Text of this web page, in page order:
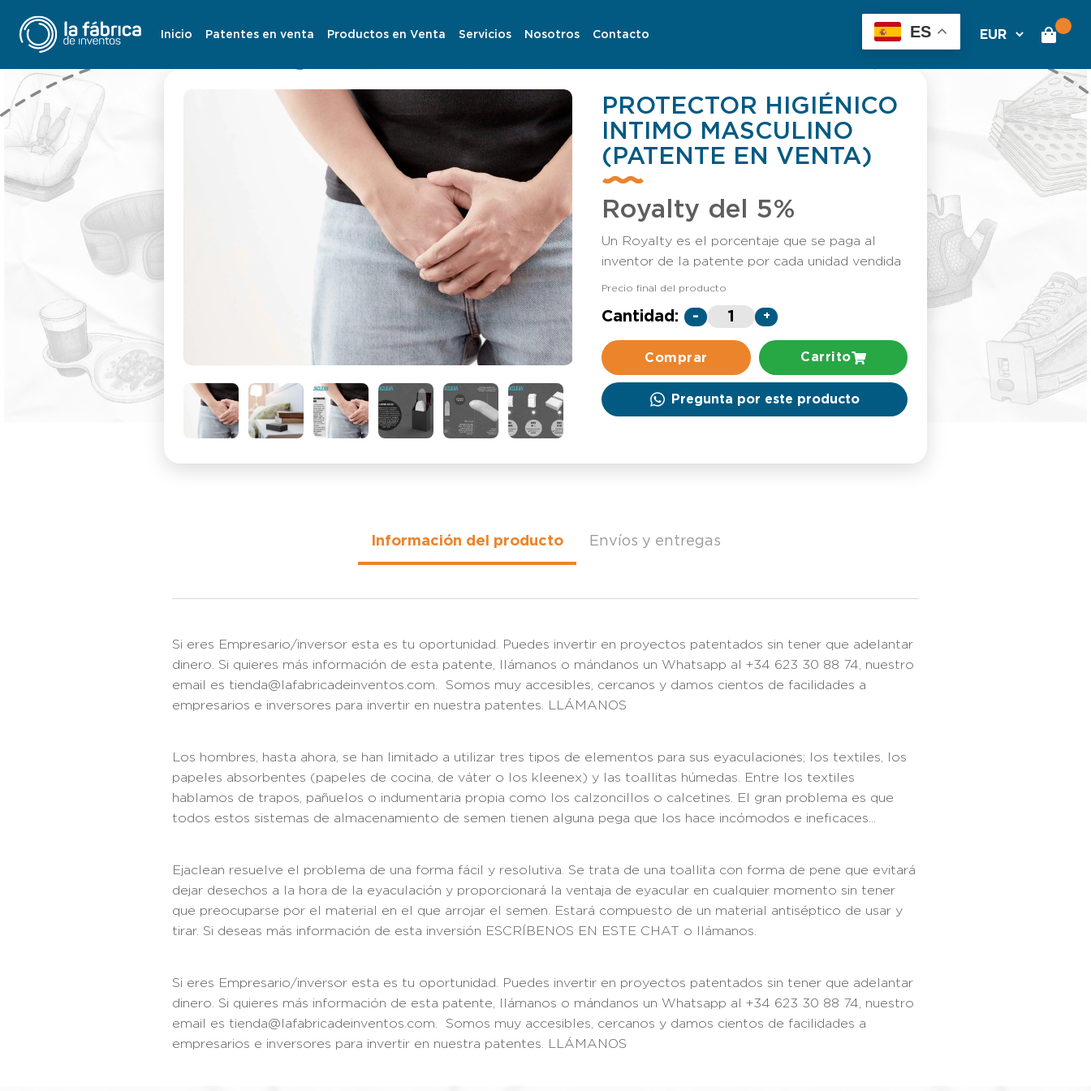
Inicio Patentes en venta Productos en Venta Servicios Nosotros Contacto ES
PROTECTOR HIGIÉNICO
INTIMO MASCULINO
(PATENTE EN VENTA)
Royalty del 5%
Un Royalty es el porcentaje que se paga al
inventor de la patente por cada unidad vendida
Precio final del producto
Cantidad: - +
Comprar Carrito
Pregunta por este producto
Información del producto Envíos y entregas
Si eres Empresario/inversor esta es tu oportunidad. Puedes invertir en proyectos patentados sin tener que adelantar
dinero. Si quieres más información de esta patente, llámanos o mándanos un Whatsapp al +34 623 30 88 74, nuestro
email es tienda@lafabricadeinventos.com. Somos muy accesibles, cercanos y damos cientos de facilidades a
empresarios e inversores para invertir en nuestra patentes. LLÁMANOS
Los hombres, hasta ahora, se han limitado a utilizar tres tipos de elementos para sus eyaculaciones; los textiles, los
papeles absorbentes (papeles de cocina, de váter o los kleenex) y las toallitas húmedas. Entre los textiles
hablamos de trapos, pañuelos o indumentaria propia como los calzoncillos o calcetines. El gran problema es que
todos estos sistemas de almacenamiento de semen tienen alguna pega que los hace incómodos e ineficaces...
Ejaclean resuelve el problema de una forma fácil y resolutiva. Se trata de una toallita con forma de pene que evitará
dejar desechos a la hora de la eyaculación y proporcionará la ventaja de eyacular en cualquier momento sin tener
que preocuparse por el material en el que arrojar el semen. Estará compuesto de un material antiséptico de usar y
tirar. Si deseas más información de esta inversión ESCRÍBENOS EN ESTE CHAT o llámanos.
Si eres Empresario/inversor esta es tu oportunidad. Puedes invertir en proyectos patentados sin tener que adelantar
dinero. Si quieres más información de esta patente, llámanos o mándanos un Whatsapp al +34 623 30 88 74, nuestro
email es tienda@lafabricadeinventos.com. Somos muy accesibles, cercanos y damos cientos de facilidades a
empresarios e inversores para invertir en nuestra patentes. LLÁMANOS